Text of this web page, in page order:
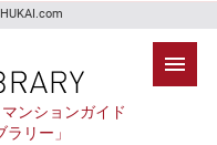
ンションガイド
ラリー」